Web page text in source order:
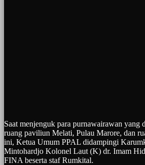
Saat menjenguk para purnawairawan yang
ruang paviliun Melati, Pulau Marore, dan
ini, Ketua Umum PPAL didampingi
Mintohardjo Kolonel Laut (K) dr. Imam
FINA beserta staf Rumkital.